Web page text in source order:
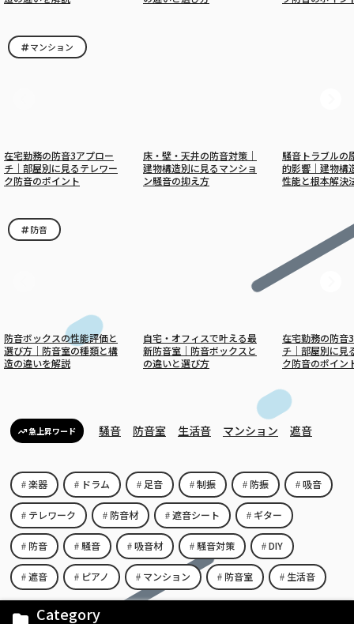
マンション
在宅勤務の防音3アプロー
チ｜部屋別に見るテレワー
ク防音のポイント
床・壁・天井の防音対策｜
建物構造別に見るマンショ
ン騒音の抑え方
騒音トラブルの
的影響｜建物構
性能と根本解決
防音
防音ボックスの性能評価と
選び方｜防音室の種類と構
造の違いを解説
自宅・オフィスで叶える最
新防音室｜防音ボックスと
の違いと選び方
在宅勤務の防音
チ｜部屋別に見
ク防音のポイン
急上昇ワード 騒音 防音室 生活音 マンション 遮音
楽器 ドラム 足音 制振 防振 吸音
テレワーク 防音材 遮音シート ギター
防音 騒音 吸音材 騒音対策 DIY
遮音 ピアノ マンション 防音室 生活音
Category